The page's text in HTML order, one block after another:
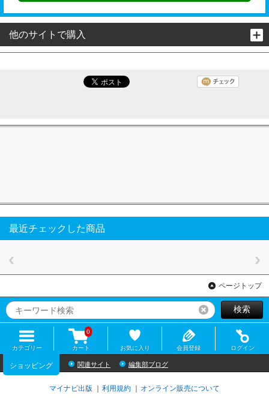
他のサイトで購入
最近チェックした商品
ページトップ
リセット検索
カテゴリー カート
0
お気に入り 会員登録 ログイン
ショッピング 関連サイト 編集部ブログ
マイナビ出版 利用規約
オンライン販売について